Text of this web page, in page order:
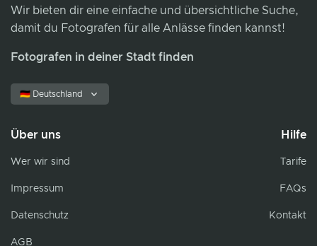
Wir bieten dir eine einfache und übersichtliche Suche,
damit du Fotografen für alle Anlässe finden kannst!
Fotografen in deiner Stadt finden
🇩🇪 Deutschland
Über uns
Wer wir sind
Impressum
Datenschutz
AGB
Hilfe
Tarife
FAQs
Kontakt